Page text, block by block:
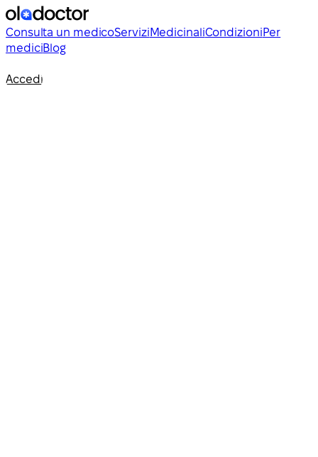
Consulta un medicoServiziMedicinaliCondizioniPer
mediciBlog
Accedi